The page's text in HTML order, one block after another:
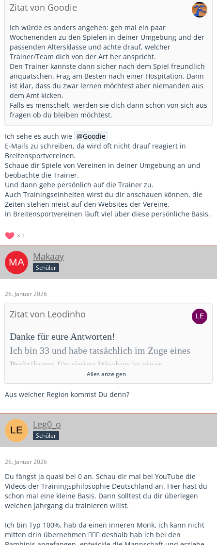
Zitat von Goodie
Ich würde es anders angehen: geh mal ein paar
Wochenenden zu den Spielen in deiner Umgebung und der
passenden Altersklasse und achte drauf, welcher
Trainer/Team dich von der Art her anspricht.
Den Trainer kannste dann sicher nach dem Spiel freundlich
anquatschen. Frag am Besten nach einer Hospitation. Dann
ist klar, dass du zwar lernen möchtest aber niemanden aus
dem Amt kicken.
Falls es menschelt, werden sie dich dann schon von sich aus
fragen ob du bleiben möchtest.
Ich sehe es auch wie
Goodie
E-Mails zu schreiben, da wird oft nicht drauf reagiert in
Breitensportvereinen.
Schaue dir Spiele von Vereinen in deiner Umgebung an und
beobachte die Trainer.
Und dann gehe persönlich auf die Trainer zu.
Auch Trainingseinheiten wirst du dir anschauen können, die
Zeiten stehen meist auf den Websites der Vereine.
In Breitensportvereinen läuft viel über diese persönliche Basis.
1
Makaay
Schüler
26. Januar 2026
Zitat von Leodinho
Danke für eure Antworten!
Ich bin 33 und habe tatsächlich im Zuge eines
Praktikums für einige Wochen in einer
Fußballschule gearbeitet. Aber ich denke, es ist
etwas anderes, wenn man sein eigenes Team hat,
es so nicht wirklich legitim wäre, in dieser Art
einfach auf jemanden zuzugehen. Aber das hat
mir irgendwie Mut gegeben, doch noch einmal
eine passende E-Mail zu formulieren und an die
Vereine heranzutreten. Oder was würdet ihr
sagen? Ist eine E-Mail der richtige Weg?
An sich glaube ich, reizt mich das Großfeld
Alles anzeigen
Aus welcher Region kommst Du denn?
Leg0_o
Schüler
26. Januar 2026
Du fängst ja quasi bei 0 an. Schau dir mal bei YouTube die
Videos der Trainingsphilosophie Deutschland an. Hier hast du
schon mal eine kleine Basis. Dann solltest du dir überlegen
welchen Jahrgang du trainieren willst.
Ich bin Typ 100%, hab da einen inneren Monk, ich kann nicht
mitten drin übernehmen 🤷🏼‍♂️ deshalb hab ich bei den